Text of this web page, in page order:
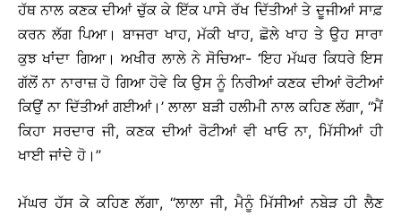
ਹੱਥ ਨਾਲ ਕਣਕ ਦੀਆਂ ਚੁੱਕ ਕੇ ਇੱਕ ਪਾਸੇ ਰੱਖ ਦਿੱਤੀਆਂ ਤੇ ਦੂਜੀਆਂ ਸਾਫ਼
ਕਰਨ ਲੱਗ ਪਿਆ। ਬਾਜਰਾ ਖਾਹ, ਮੱਕੀ ਖਾਹ, ਛੋਲੇ ਖਾਹ ਤੇ ਉਹ ਸਾਰਾ
ਕੁਝ ਖਾਂਦਾ ਗਿਆ। ਅਖੀਰ ਲਾਲੇ ਨੇ ਸੋਚਿਆ- ‘ਇਹ ਮੱਘਰ ਕਿਧਰੇ ਇਸ
ਗੱਲੋਂ ਨਾ ਨਾਰਾਜ਼ ਹੋ ਗਿਆ ਹੋਵੇ ਕਿ ਉਸ ਨੂੰ ਨਿਰੀਆਂ ਕਣਕ ਦੀਆਂ ਰੋਟੀਆਂ
ਕਿਉਂ ਨਾ ਦਿੱਤੀਆਂ ਗਈਆਂ।’ ਲਾਲਾ ਬੜੀ ਹਲੀਮੀ ਨਾਲ ਕਹਿਣ ਲੱਗਾ, ‘‘ਮੈਂ
ਕਿਹਾ ਸਰਦਾਰ ਜੀ, ਕਣਕ ਦੀਆਂ ਰੋਟੀਆਂ ਵੀ ਖਾਓ ਨਾ, ਮਿੱਸੀਆਂ ਹੀ
ਖਾਈ ਜਾਂਦੇ ਹੋ।’’
ਮੱਘਰ ਹੱਸ ਕੇ ਕਹਿਣ ਲੱਗਾ, ‘‘ਲਾਲਾ ਜੀ, ਮੈਨੂੰ ਮਿੱਸੀਆਂ ਨਬੇੜ ਹੀ ਲੈਣ